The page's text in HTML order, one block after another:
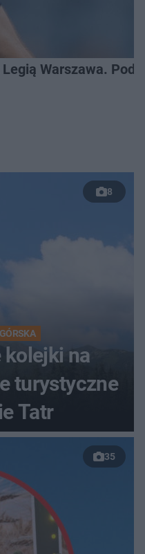
Warszawa.
8
kolejki na
turystyczne
Tatr
35